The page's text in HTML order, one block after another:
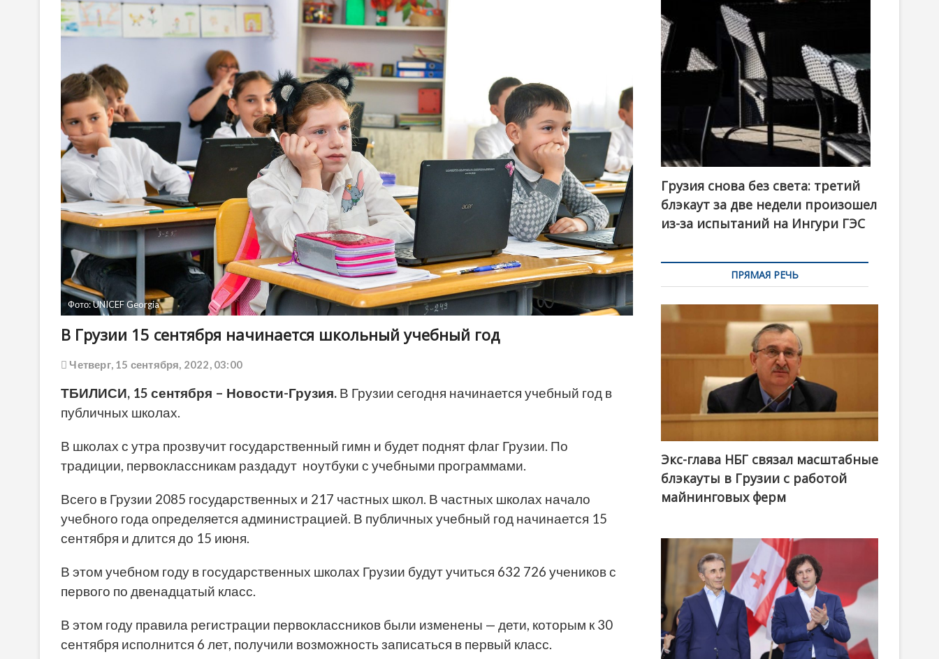
Фото: UNICEF Georgia
В Грузии 15 сентября начинается школьный учебный год
Четверг, 15 сентября, 2022, 03:00
ТБИЛИСИ, 15 сентября – Новости-Грузия. В Грузии сегодня начинается учебный год в
публичных школах.
В школах с утра прозвучит государственный гимн и будет поднят флаг Грузии. По
традиции, первоклассникам раздадут ноутбуки с учебными программами.
Всего в Грузии 2085 государственных и 217 частных школ. В частных школах начало
учебного года определяется администрацией. В публичных учебный год начинается 15
сентября и длится до 15 июня.
В этом учебном году в государственных школах Грузии будут учиться 632 726 учеников с
первого по двенадцатый класс.
В этом году правила регистрации первоклассников были изменены — дети, которым к 30
сентября исполнится 6 лет, получили возможность записаться в первый класс.
Грузия снова без света: третий
блэкаут за две недели произошел
из-за испытаний на Ингури ГЭС
ПРЯМАЯ РЕЧЬ
Экс-глава НБГ связал масштабные
блэкауты в Грузии с работой
майнинговых ферм